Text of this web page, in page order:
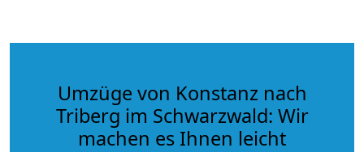
Umzüge von Konstanz nach
Triberg im Schwarzwald: Wir
machen es Ihnen leicht